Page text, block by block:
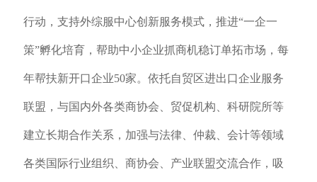
行动，支持外综服中心创新服务模式，推进“一企一
策”孵化培育，帮助中小企业抓商机稳订单拓市场，每
年帮扶新开口企业50家。依托自贸区进出口企业服务
联盟，与国内外各类商协会、贸促机构、科研院所等
建立长期合作关系，加强与法律、仲裁、会计等领域
各类国际行业组织、商协会、产业联盟交流合作，吸